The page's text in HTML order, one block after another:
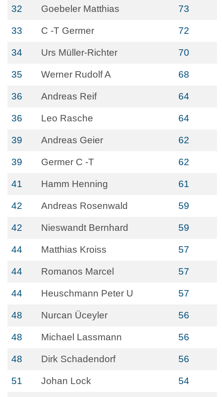
32 Goebeler Matthias 73
33 C -T Germer 72
34 Urs Müller-Richter 70
35 Werner Rudolf A 68
36 Andreas Reif 64
36 Leo Rasche 64
39 Andreas Geier 62
39 Germer C -T 62
41 Hamm Henning 61
42 Andreas Rosenwald 59
42 Nieswandt Bernhard 59
44 Matthias Kroiss 57
44 Romanos Marcel 57
44 Heuschmann Peter U 57
48 Nurcan Üceyler 56
48 Michael Lassmann 56
48 Dirk Schadendorf 56
51 Johan Lock 54